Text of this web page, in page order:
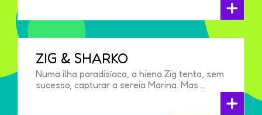
ZIG & SHARKO
Numa ilha paradisíaca, a hiena Zig tenta, sem
sucesso, capturar a sereia Marina. Mas ...
+